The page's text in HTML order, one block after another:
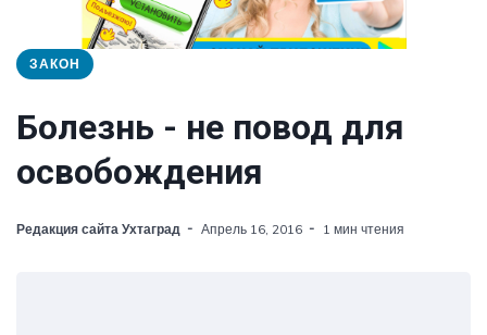
ЗАКОН
Болезнь - не повод для
освобождения
Редакция сайта Ухтаград Апрель 16, 2016 1 мин чтения